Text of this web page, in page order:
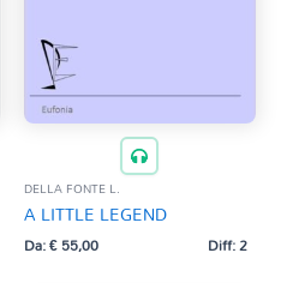
DELLA FONTE L.
A LITTLE LEGEND
Da:€55,00 Diff: 2